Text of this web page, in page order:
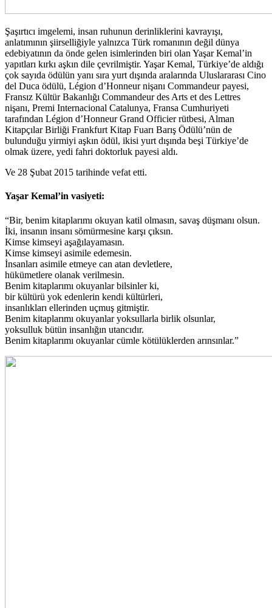
Şaşırtıcı imgelemi, insan ruhunun derinliklerini kavrayışı,
anlatımının şiirselliğiyle yalnızca Türk romanının değil dünya
edebiyatının da önde gelen isimlerinden biri olan Yaşar Kemal’in
yapıtları kırkı aşkın dile çevrilmiştir. Yaşar Kemal, Türkiye’de aldığı
çok sayıda ödülün yanı sıra yurt dışında aralarında Uluslararası Cino
del Duca ödülü, Légion d’Honneur nişanı Commandeur payesi,
Fransız Kültür Bakanlığı Commandeur des Arts et des Lettres
nişanı, Premi Internacional Catalunya, Fransa Cumhuriyeti
tarafından Légion d’Honneur Grand Officier rütbesi, Alman
Kitapçılar Birliği Frankfurt Kitap Fuarı Barış Ödülü’nün de
bulunduğu yirmiyi aşkın ödül, ikisi yurt dışında beşi Türkiye’de
olmak üzere, yedi fahri doktorluk payesi aldı.
Ve 28 Şubat 2015 tarihinde vefat etti.
Yaşar Kemal’in vasiyeti:
“Bir, benim kitaplarımı okuyan katil olmasın, savaş düşmanı olsun.
İki, insanın insanı sömürmesine karşı çıksın.
Kimse kimseyi aşağılayamasın.
Kimse kimseyi asimile edemesin.
İnsanları asimile etmeye can atan devletlere,
hükümetlere olanak verilmesin.
Benim kitaplarımı okuyanlar bilsinler ki,
bir kültürü yok edenlerin kendi kültürleri,
insanlıkları ellerinden uçmuş gitmiştir.
Benim kitaplarımı okuyanlar yoksullarla birlik olsunlar,
yoksulluk bütün insanlığın utancıdır.
Benim kitaplarımı okuyanlar cümle kötülüklerden arınsınlar.”